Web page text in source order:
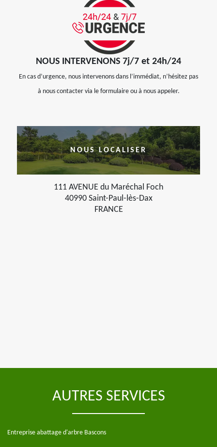
NOUS INTERVENONS 7j/7 et 24h/24
En cas d’urgence, nous intervenons dans l’immédiat, n’hésitez pas
à nous contacter via le formulaire ou à nous appeler.
NOUS LOCALISER
111 AVENUE du Maréchal Foch
40990 Saint-Paul-lès-Dax
FRANCE
AUTRES SERVICES
Entreprise abattage d'arbre Bascons